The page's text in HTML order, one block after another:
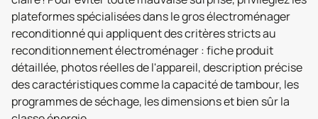
plateformes spécialisées dans le gros électroménager
reconditionné qui appliquent des critères stricts au
reconditionnement électroménager : fiche produit
détaillée, photos réelles de l'appareil, description précise
des caractéristiques comme la capacité de tambour, les
programmes de séchage, les dimensions et bien sûr la